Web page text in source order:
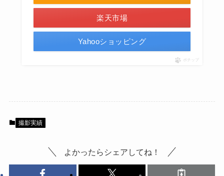
楽天市場
Yahooショッピング
ポチップ
撮影実績
よかったらシェアしてね！